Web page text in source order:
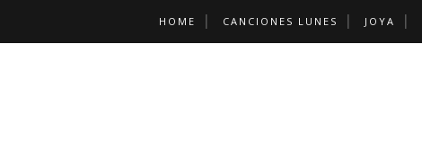
HOME CANCIONES LUNES JOYA